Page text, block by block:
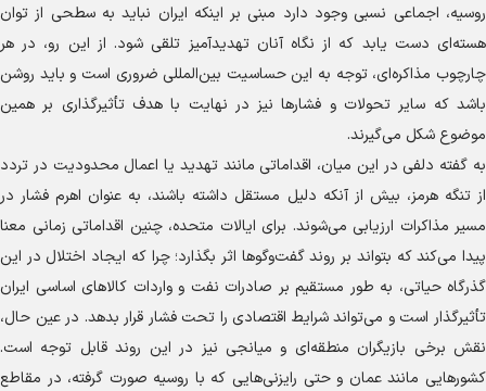
روسیه، اجماعی نسبی وجود دارد مبنی بر اینکه ایران نباید به سطحی از توان
هسته‌ای دست یابد که از نگاه آنان تهدیدآمیز تلقی شود. از این رو، در هر
چارچوب مذاکره‌ای، توجه به این حساسیت بین‌المللی ضروری است و باید روشن
باشد که سایر تحولات و فشار‌ها نیز در نهایت با هدف تأثیرگذاری بر همین
موضوع شکل می‌گیرند.
به گفته دلفی در این میان، اقداماتی مانند تهدید یا اعمال محدودیت در تردد
از تنگه هرمز، بیش از آنکه دلیل مستقل داشته باشند، به عنوان اهرم فشار در
مسیر مذاکرات ارزیابی می‌شوند. برای ایالات متحده، چنین اقداماتی زمانی معنا
پیدا می‌کند که بتواند بر روند گفت‌و‌گو‌ها اثر بگذارد؛ چرا که ایجاد اختلال در این
گذرگاه حیاتی، به طور مستقیم بر صادرات نفت و واردات کالا‌های اساسی ایران
تأثیرگذار است و می‌تواند شرایط اقتصادی را تحت فشار قرار بدهد. در عین حال،
نقش برخی بازیگران منطقه‌ای و میانجی نیز در این روند قابل توجه است.
کشور‌هایی مانند عمان و حتی رایزنی‌هایی که با روسیه صورت گرفته، در مقاطع